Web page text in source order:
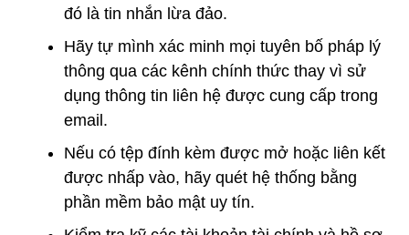
đó là tin nhắn lừa đảo.
Hãy tự mình xác minh mọi tuyên bố pháp lý
thông qua các kênh chính thức thay vì sử
dụng thông tin liên hệ được cung cấp trong
email.
Nếu có tệp đính kèm được mở hoặc liên kết
được nhấp vào, hãy quét hệ thống bằng
phần mềm bảo mật uy tín.